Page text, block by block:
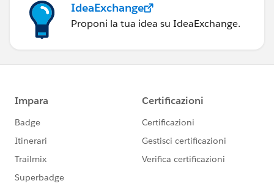
IdeaExchange
Proponi la tua idea su IdeaExchange.